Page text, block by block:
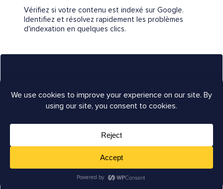
Vérifiez si votre contenu est indexé sur Google.
Identifiez et résolvez rapidement les problèmes
d'indexation en quelques clics.
Le meilleur plugin SEO tout-en-un pour
WordPress
Commencez à générer plus de trafic et à dominer les
résultats de recherche dès aujourd'hui !
Obtenez AIOSEO maintenant ➝
Voir toutes les fonctionnalités